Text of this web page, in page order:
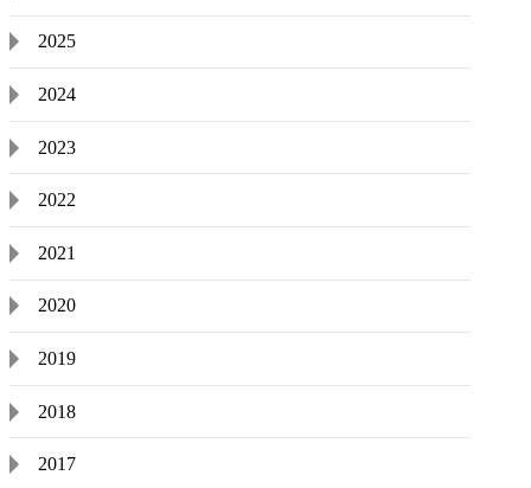
2025
2024
2023
2022
2021
2020
2019
2018
2017